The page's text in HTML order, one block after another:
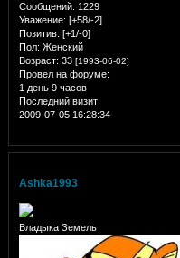
Сообщений: 1229
Уважение: [+58/-2]
Позитив: [+1/-0]
Пол: Женский
Возраст: 33 [1993-06-02]
Провел на форуме:
1 день 9 часов
Последний визит:
2009-07-05 16:28:34
Ashka1993
Владыка Земель